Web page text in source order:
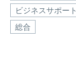
ビジネスサポート
総合